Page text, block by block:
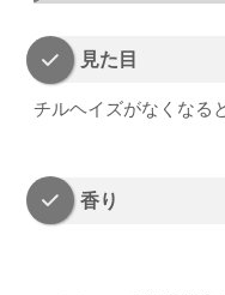
見た目
チルヘイズがなくなる
香り